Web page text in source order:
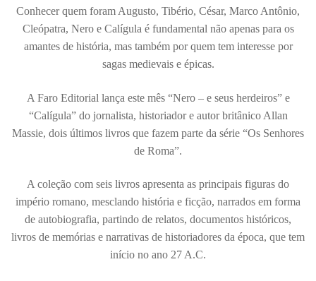
Conhecer quem foram Augusto, Tibério, César, Marco Antônio,
Cleópatra, Nero e Calígula é fundamental não apenas para os
amantes de história, mas também por quem tem interesse por
sagas medievais e épicas.
A Faro Editorial lança este mês “Nero – e seus herdeiros” e
“Calígula” do jornalista, historiador e autor britânico Allan
Massie, dois últimos livros que fazem parte da série “Os Senhores
de Roma”.
A coleção com seis livros apresenta as principais figuras do
império romano, mesclando história e ficção, narrados em forma
de autobiografia, partindo de relatos, documentos históricos,
livros de memórias e narrativas de historiadores da época, que tem
início no ano 27 A.C.